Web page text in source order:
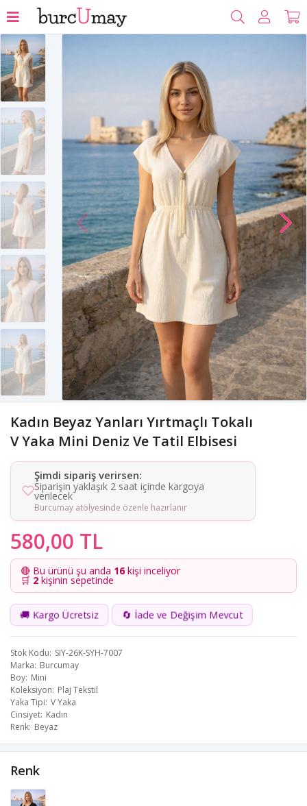
Kadın Beyaz Yanları Yırtmaçlı Tokalı
V Yaka Mini Deniz Ve Tatil Elbisesi
Şimdi sipariş verirsen:
Siparişin yaklaşık 2 saat içinde kargoya
verilecek
Burcumay atölyesinde özenle hazırlanır
580,00 TL
🔴 Bu ürünü şu anda 16kişi inceliyor
🛒 2 kişinin sepetinde
🚚 Kargo Ücretsiz 🔄 İade ve Değişim Mevcut
Stok Kodu SIY-26K-SYH-7007
Marka Burcumay
Boy Mini
Koleksiyon Plaj Tekstil
Yaka Tipi V Yaka
Cinsiyet Kadın
Renk Beyaz
Renk